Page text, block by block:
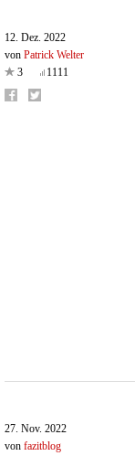
12. Dez. 2022
von Patrick Welter
3
1111
27. Nov. 2022
von fazitblog